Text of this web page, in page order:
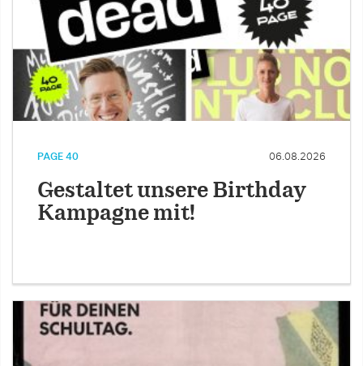
PAGE 40 06.08.2026
Gestaltet unsere Birthday
Kampagne mit!